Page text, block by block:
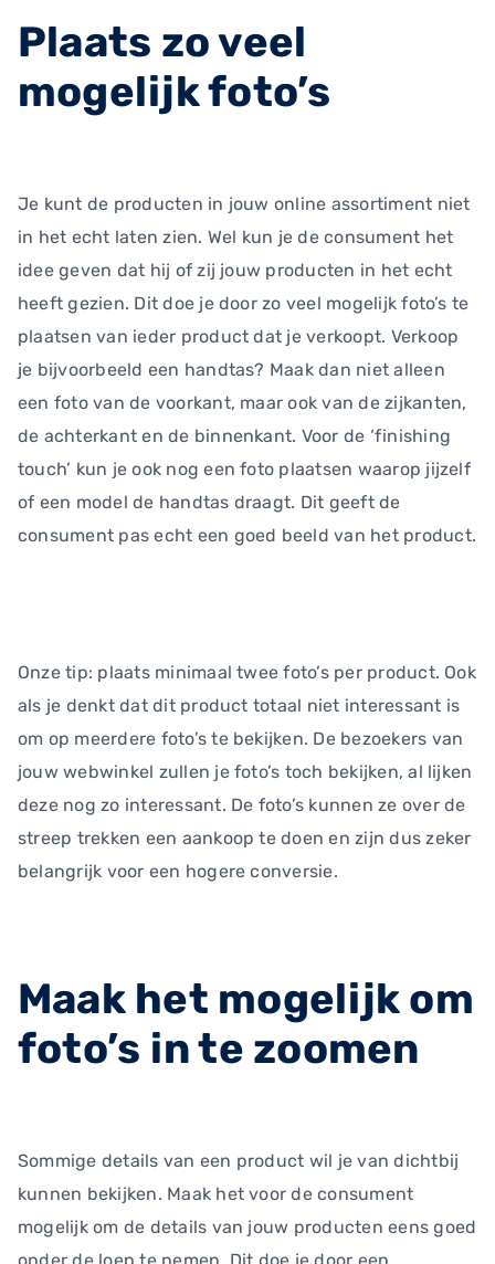
Plaats zo veel
mogelijk foto’s
Je kunt de producten in jouw online assortiment niet
in het echt laten zien. Wel kun je de consument het
idee geven dat hij of zij jouw producten in het echt
heeft gezien. Dit doe je door zo veel mogelijk foto’s te
plaatsen van ieder product dat je verkoopt. Verkoop
je bijvoorbeeld een handtas? Maak dan niet alleen
een foto van de voorkant, maar ook van de zijkanten,
de achterkant en de binnenkant. Voor de ‘finishing
touch’ kun je ook nog een foto plaatsen waarop jijzelf
of een model de handtas draagt. Dit geeft de
consument pas echt een goed beeld van het product.
Onze tip: plaats minimaal twee foto’s per product. Ook
als je denkt dat dit product totaal niet interessant is
om op meerdere foto’s te bekijken. De bezoekers van
jouw webwinkel zullen je foto’s toch bekijken, al lijken
deze nog zo interessant. De foto’s kunnen ze over de
streep trekken een aankoop te doen en zijn dus zeker
belangrijk voor een hogere conversie.
Maak het mogelijk om
foto’s in te zoomen
Sommige details van een product wil je van dichtbij
kunnen bekijken. Maak het voor de consument
mogelijk om de details van jouw producten eens goed